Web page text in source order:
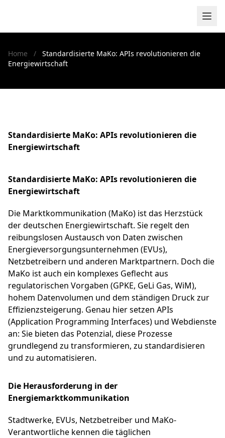
Home /
Standardisierte MaKo: APIs revolutionieren die
Energiewirtschaft
Standardisierte MaKo: APIs revolutionieren die
Energiewirtschaft
Standardisierte MaKo: APIs revolutionieren die
Energiewirtschaft
Die Marktkommunikation (MaKo) ist das Herzstück
der deutschen Energiewirtschaft. Sie regelt den
reibungslosen Austausch von Daten zwischen
Energieversorgungsunternehmen (EVUs),
Netzbetreibern und anderen Marktpartnern. Doch die
MaKo ist auch ein komplexes Geflecht aus
regulatorischen Vorgaben (GPKE, GeLi Gas, WiM),
hohem Datenvolumen und dem ständigen Druck zur
Effizienzsteigerung. Genau hier setzen APIs
(Application Programming Interfaces) und Webdienste
an: Sie bieten das Potenzial, diese Prozesse
grundlegend zu transformieren, zu standardisieren
und zu automatisieren.
Die Herausforderung in der
Energiemarktkommunikation
Stadtwerke, EVUs, Netzbetreiber und MaKo-
Verantwortliche kennen die täglichen